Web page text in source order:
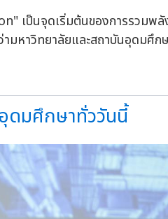
ป็นจุดเริ่มต้นของการรวมพลั
มหาวิทยาลัยและสถาบันอุดมศึ
ดมศึกษาทั่ววันนี้